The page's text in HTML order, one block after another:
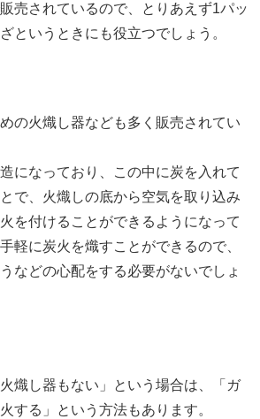
売されているので、とりあえず1パッ
というときにも役立つでしょう。
の火熾し器なども多く販売されてい
になっており、この中に炭を入れて
で、火熾しの底から空気を取り込み
を付けることができるようになって
軽に炭火を熾すことができるので、
などの心配をする必要がないでしょ
熾し器もない」という場合は、「ガ
する」という方法もあります。